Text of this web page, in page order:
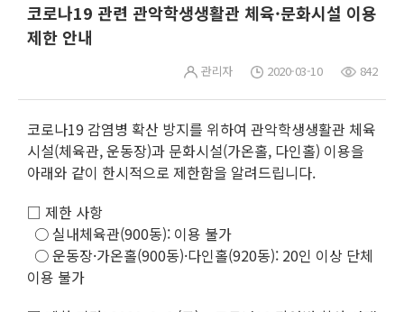
코로나19 관련 관악학생생활관 체육·문화시설 이용
제한 안내
관리자 2020-03-10 842
코로나19 감염병 확산 방지를 위하여 관악학생생활관 체육
시설(체육관, 운동장)과 문화시설(가온홀, 다인홀) 이용을
아래와 같이 한시적으로 제한함을 알려드립니다.
□ 제한 사항
○ 실내체육관(900동): 이용 불가
○ 운동장·가온홀(900동)·다인홀(920동): 20인 이상 단체
이용 불가